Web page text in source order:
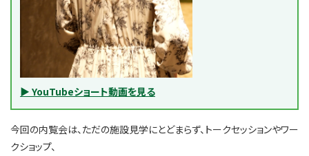
▶ YouTubeショート動画を見る
今回の内覧会は、ただの施設見学にとどまらず、トークセッションやワー
クショップ、